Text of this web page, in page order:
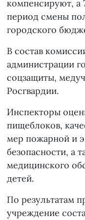
компенсируют, а
период смены
городского
В состав
администрации
соцзащиты,
Росгвардии.
Инспекторы
пищеблоков,
мер пожарной и
безопасности, а
медицинского
детей.
По результатам
учреждение